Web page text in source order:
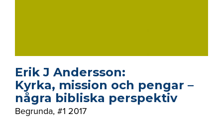
Erik J Andersson:
Kyrka, mission och pengar –
några bibliska perspektiv
Begrunda, #1 2017